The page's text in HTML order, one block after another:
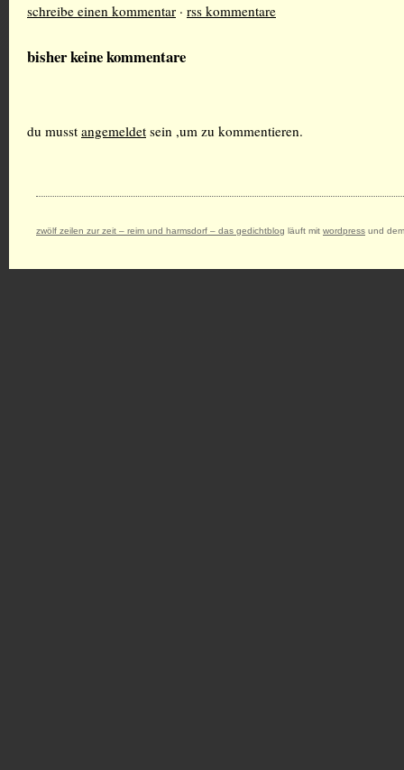
schreibe einen kommentar · rss kommentare
bisher keine kommentare
du musst angemeldet sein ,um zu kommentieren.
zwölf zeilen zur zeit – reim und harmsdorf – das gedichtblog läuft mit wordpress und